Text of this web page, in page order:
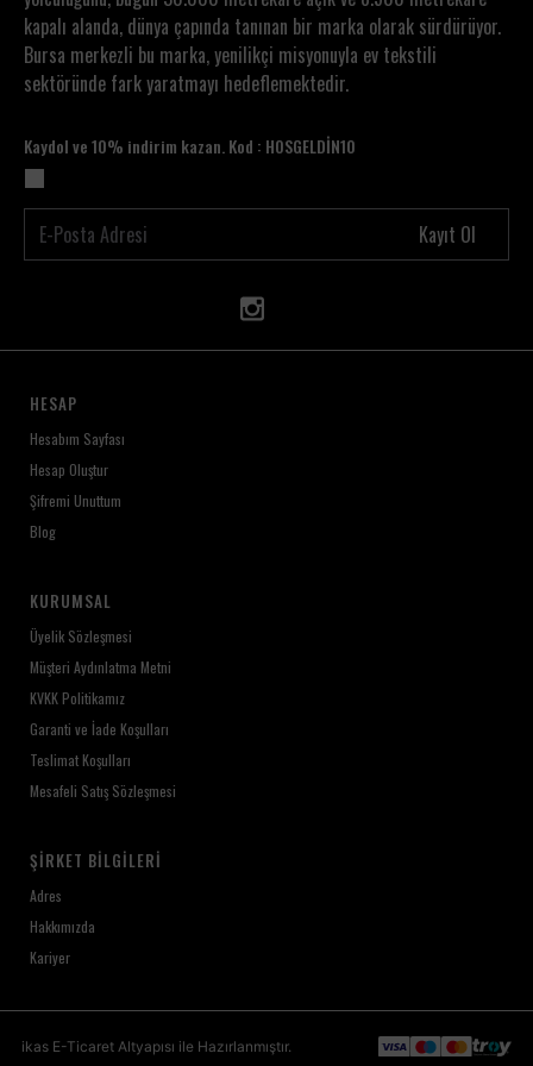
kapalı alanda, dünya çapında tanınan bir marka olarak sürdürüyor.
Bursa merkezli bu marka, yenilikçi misyonuyla ev tekstili
sektöründe fark yaratmayı hedeflemektedir.
Kaydol ve 10% indirim kazan. Kod : HOSGELDİN10
Kayıt Ol
HESAP
Hesabım Sayfası
Hesap Oluştur
Şifremi Unuttum
Blog
KURUMSAL
Üyelik Sözleşmesi
Müşteri Aydınlatma Metni
KVKK Politikamız
Garanti ve İade Koşulları
Teslimat Koşulları
Mesafeli Satış Sözleşmesi
ŞIRKET BILGILERI
Adres
Hakkımızda
Kariyer
ikas E-Ticaret Altyapısı ile Hazırlanmıştır.